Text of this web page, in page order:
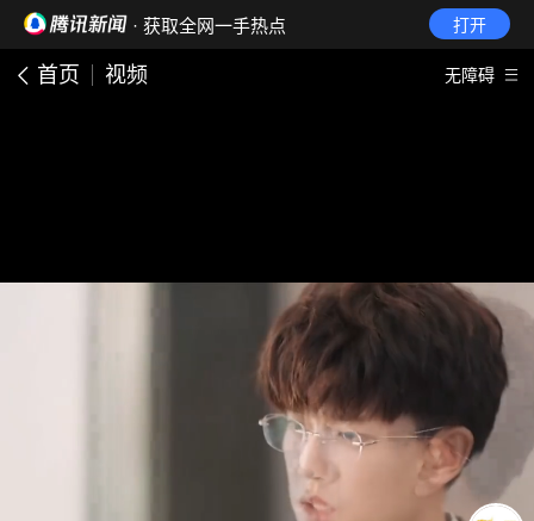
· 获取全网一手热点 打开
首页 视频 无障碍